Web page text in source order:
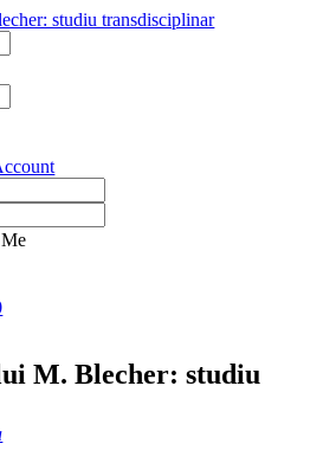
M. Blecher: studiu